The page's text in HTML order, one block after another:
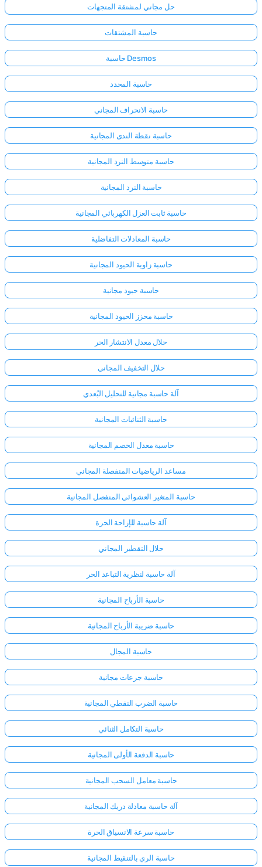
هنا!
الدعم:
حل مجاني لمشتقة المتجهات
حاسبة المشتقات
حاسبة Desmos
حاسبة المحدد
حاسبة الانحراف المجاني
حاسبة نقطة الندى المجانية
حاسبة متوسط النرد المجانية
حاسبة النرد المجانية
حاسبة ثابت العزل الكهربائي المجانية
حاسبة المعادلات التفاضلية
حاسبة زاوية الحيود المجانية
حاسبة حيود مجانية
حاسبة محزز الحيود المجانية
حلال معدل الانتشار الحر
حلال التخفيف المجاني
آلة حاسبة مجانية للتحليل البُعدي
حاسبة الثنائيات المجانية
حاسبة معدل الخصم المجانية
مساعد الرياضيات المنفصلة المجاني
حاسبة المتغير العشوائي المنفصل المجانية
آلة حاسبة للإزاحة الحرة
حلال التقطير المجاني
آلة حاسبة لنظرية التباعد الحر
حاسبة الأرباح المجانية
حاسبة ضريبة الأرباح المجانية
حاسبة المجال
حاسبة جرعات مجانية
حاسبة الضرب النقطي المجانية
حاسبة التكامل الثنائي
حاسبة الدفعة الأولى المجانية
حاسبة معامل السحب المجانية
آلة حاسبة معادلة دريك المجانية
حاسبة سرعة الانسياق الحرة
حاسبة الري بالتنقيط المجانية